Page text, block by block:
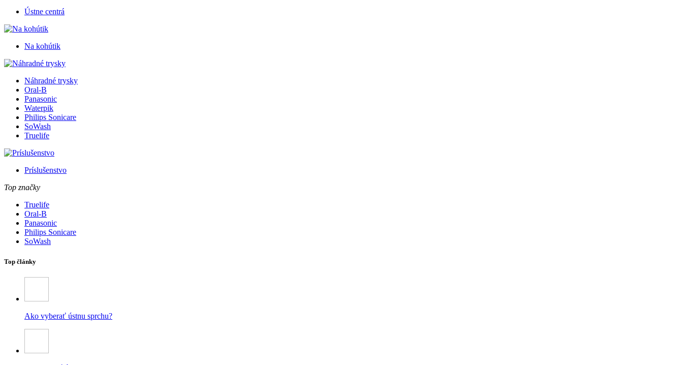
Ústne centrá
Na kohútik
Náhradné trysky
Oral-B
Panasonic
Waterpik
Philips Sonicare
SoWash
Truelife
Príslušenstvo
Top značky
Truelife
Oral-B
Panasonic
Philips Sonicare
SoWash
Top články
Ako vyberať ústnu sprchu?